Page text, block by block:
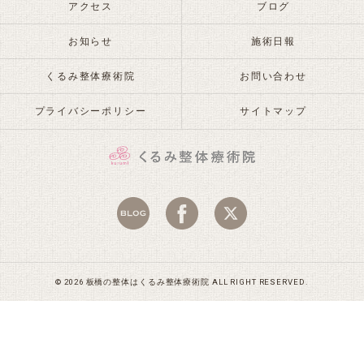
アクセス ブログ
お知らせ 施術日報
くるみ整体療術院 お問い合わせ
プライバシーポリシー サイトマップ
© 2026 板橋の整体はくるみ整体療術院 ALL RIGHT RESERVED.